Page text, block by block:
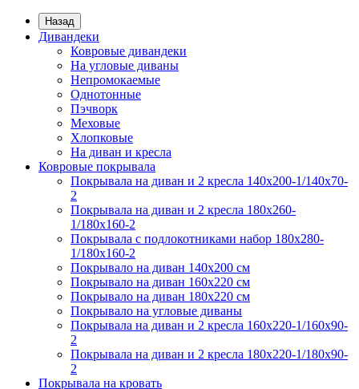
Назад
Дивандеки
Ковровые дивандеки
На угловые диваны
Непромокаемые
Однотонные
Пэчворк
Меховые
Хлопковые
На диван и кресла
Ковровые покрывала
Покрывала на диван и 2 кресла 140х200-1/140х70-
2
Покрывала на диван и 2 кресла 180х260-
1/180х160-2
Покрывала с подлокотниками набор 180х280-
1/180х160-2
Покрывало на диван 140х200 см
Покрывало на диван 160х220 см
Покрывало на диван 180х220 см
Покрывало на угловые диваны
Покрывала на диван и 2 кресла 160х220-1/160х90-
2
Покрывала на диван и 2 кресла 180х220-1/180х90-
2
Покрывала на кровать